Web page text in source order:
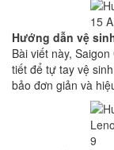
Hướng dẫn vệ
Bài viết này,
tiết để tự tay vệ
bảo đơn giản và